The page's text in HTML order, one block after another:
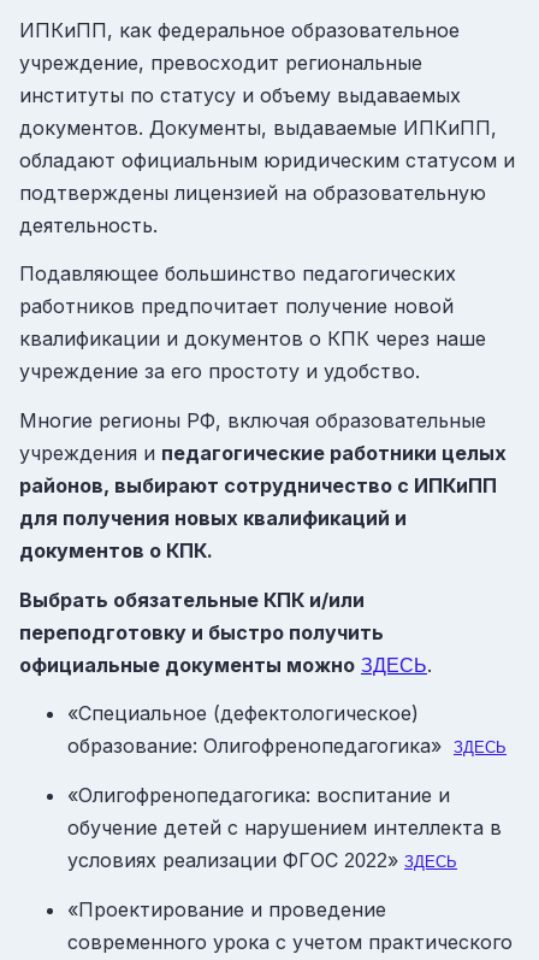
ИПКиПП, как федеральное образовательное
учреждение, превосходит региональные
институты по статусу и объему выдаваемых
документов. Документы, выдаваемые ИПКиПП,
обладают официальным юридическим статусом и
подтверждены лицензией на образовательную
деятельность.
Подавляющее большинство педагогических
работников предпочитает получение новой
квалификации и документов о КПК через наше
учреждение за его простоту и удобство.
Многие регионы РФ, включая образовательные
учреждения и педагогические работники целых
районов, выбирают сотрудничество с ИПКиПП
для получения новых квалификаций и
документов о КПК.
Выбрать обязательные КПК и/или
переподготовку и быстро получить
официальные документы можно ЗДЕСЬ.
«Специальное (дефектологическое)
образование: Олигофренопедагогика»
ЗДЕСЬ
«Олигофренопедагогика: воспитание и
обучение детей с нарушением интеллекта в
условиях реализации ФГОС 2022» ЗДЕСЬ
«Проектирование и проведение
современного урока с учетом практического